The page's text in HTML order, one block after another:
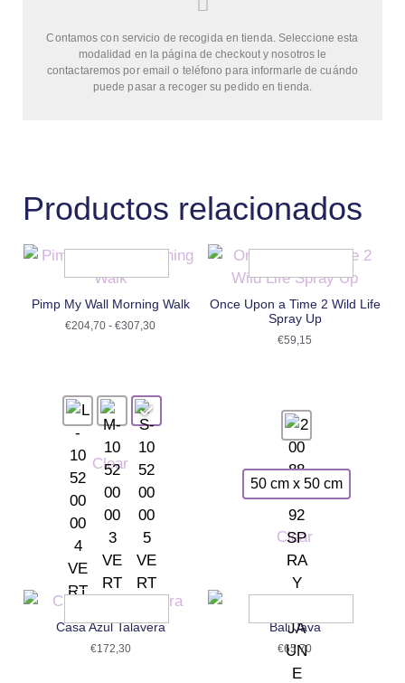
Contamos con servicio de recogida en tienda. Seleccione esta
modalidad en la página de checkout y nosotros le
contactaremos por email o teléfono para informarle de cuándo
puede pasar a recoger su pedido en tienda.
Productos relacionados
Pimp My Wall Morning Walk
€204,70 - €307,30
Clear
Once Upon a Time 2 Wild Life
Spray Up
€59,15
50 cm x 50 cm
Clear
Casa Azul Talavera
€172,30
Bali Java
€65,70